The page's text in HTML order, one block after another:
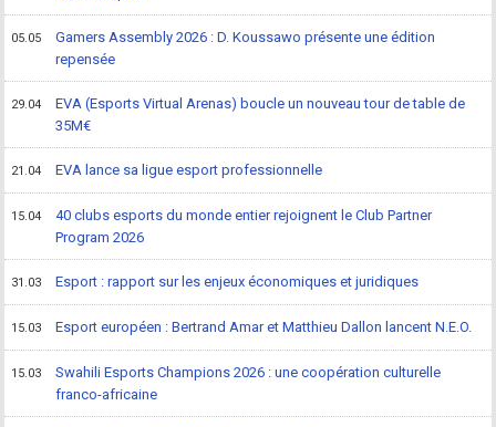
05.05
Gamers Assembly 2026 : D. Koussawo présente une édition
repensée
29.04
EVA (Esports Virtual Arenas) boucle un nouveau tour de table de
35M€
21.04 EVA lance sa ligue esport professionnelle
15.04
40 clubs esports du monde entier rejoignent le Club Partner
Program 2026
31.03 Esport : rapport sur les enjeux économiques et juridiques
15.03 Esport européen : Bertrand Amar et Matthieu Dallon lancent N.E.O.
15.03
Swahili Esports Champions 2026 : une coopération culturelle
franco-africaine